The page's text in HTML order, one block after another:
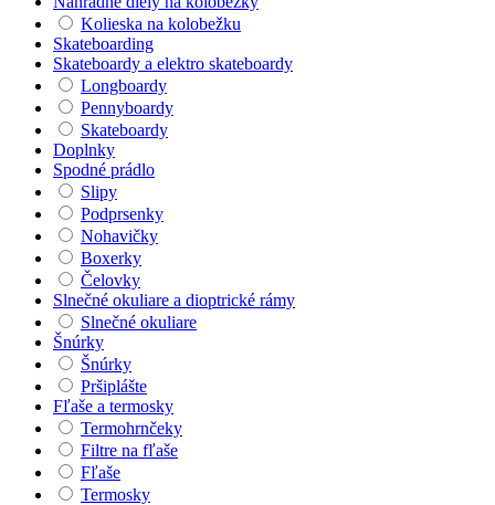
Kolieska na kolobežku
Skateboarding
Skateboardy a elektro skateboardy
Longboardy
Pennyboardy
Skateboardy
Doplnky
Spodné prádlo
Slipy
Podprsenky
Nohavičky
Boxerky
Čelovky
Slnečné okuliare a dioptrické rámy
Slnečné okuliare
Šnúrky
Šnúrky
Pršiplášte
Fľaše a termosky
Termohrnčeky
Filtre na fľaše
Fľaše
Termosky